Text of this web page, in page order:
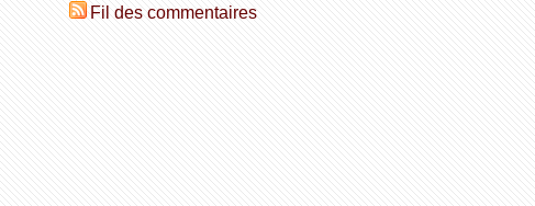
Fil des commentaires